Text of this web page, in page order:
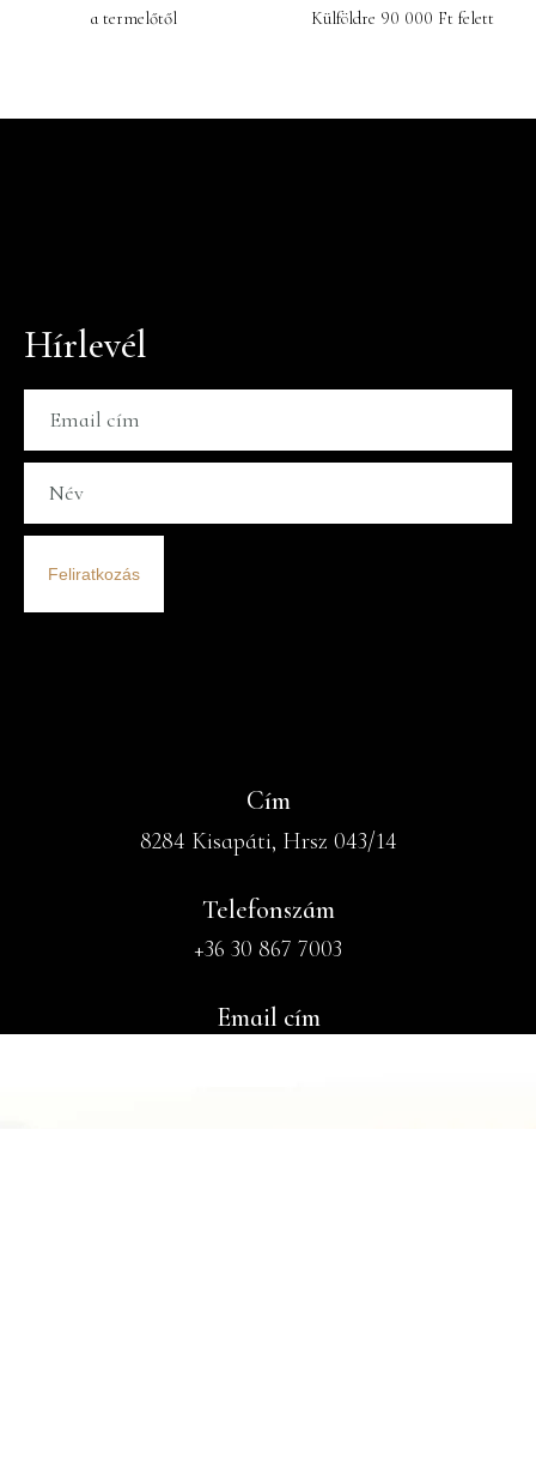
a termelőtől Külföldre 90 000 Ft felett
Hírlevél
Feliratkozás
Cím
8284 Kisapáti, Hrsz 043/14
Telefonszám
+36 30 867 7003
Email cím